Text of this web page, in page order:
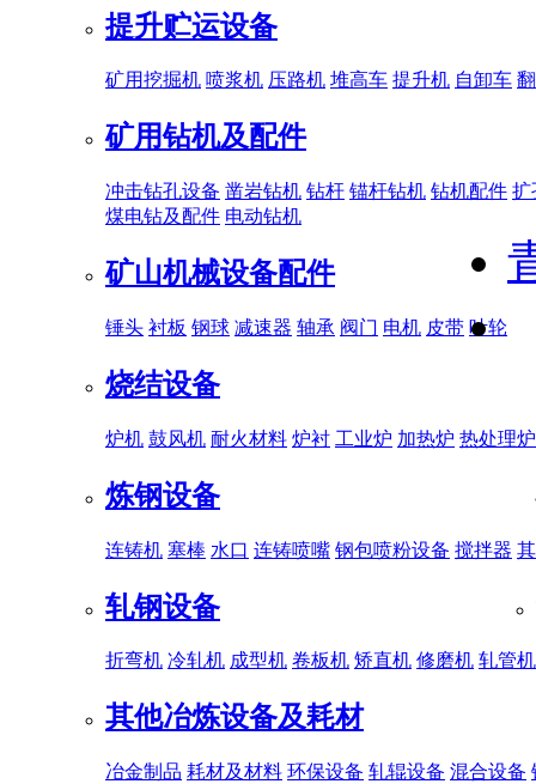
提升贮运设备
矿用挖掘机 喷浆机 压路机 堆高车 提升机 自卸车
矿用钻机及配件
冲击钻孔设备 凿岩钻机 钻杆 锚杆钻机 钻机配件 扩
煤电钻及配件 电动钻机
矿山机械设备配件
锤头 衬板 钢球 减速器 轴承 阀门 电机 皮带 叶轮
烧结设备
炉机 鼓风机 耐火材料 炉衬 工业炉 加热炉 热处理炉
炼钢设备
连铸机 塞棒 水口 连铸喷嘴 钢包喷粉设备 搅拌器
轧钢设备
折弯机 冷轧机 成型机 卷板机 矫直机 修磨机 轧管机
其他冶炼设备及耗材
冶金制品 耗材及材料 环保设备 轧辊设备 混合设备